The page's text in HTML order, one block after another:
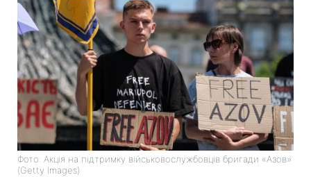
Фото: Акція на підтримку військовослужбовців бригади «Азов»
(Getty Images)